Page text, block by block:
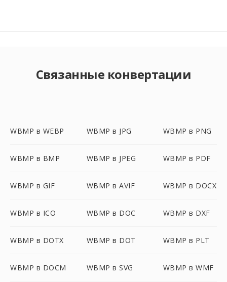
Связанные конвертации
WBMP в WEBP WBMP в JPG WBMP в PNG
WBMP в BMP WBMP в JPEG WBMP в PDF
WBMP в GIF WBMP в AVIF WBMP в DOCX
WBMP в ICO WBMP в DOC WBMP в DXF
WBMP в DOTX WBMP в DOT WBMP в PLT
WBMP в DOCM WBMP в SVG WBMP в WMF